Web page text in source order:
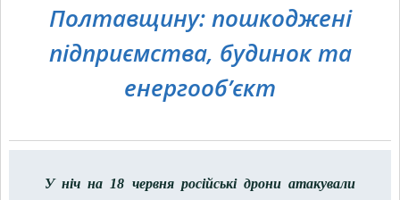
Полтавщину: пошкоджені
підприємства, будинок та
енергооб’єкт
У ніч на 18 червня російські дрони атакували